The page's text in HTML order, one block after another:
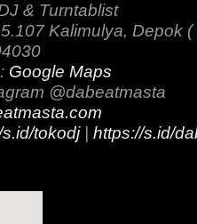
& Turntablist
Kalimulya, Depok
Google Maps
@dabeatmasta
tokodj| https://s.id/